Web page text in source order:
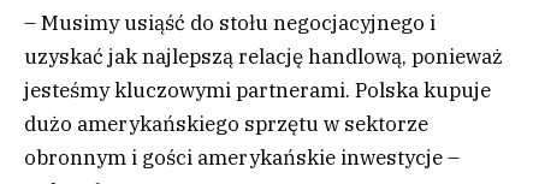
– Musimy usiąść do stołu negocjacyjnego i
uzyskać jak najlepszą relację handlową, ponieważ
jesteśmy kluczowymi partnerami. Polska kupuje
dużo amerykańskiego sprzętu w sektorze
obronnym i gości amerykańskie inwestycje –